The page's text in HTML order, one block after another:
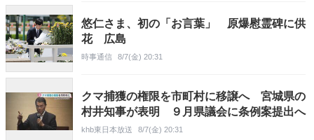
悠仁さま、初の「お言葉」 原爆慰霊碑に供
花 広島
時事通信 8/7(金) 20:31
クマ捕獲の権限を市町村に移譲へ 宮城県の
村井知事が表明 ９月県議会に条例案提出へ
khb東日本放送 8/7(金) 20:31